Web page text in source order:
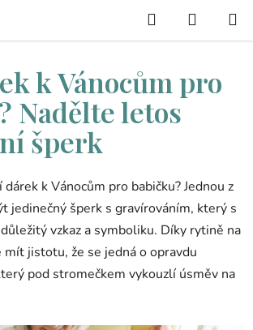
Hledat
k Vánocům pro
Nadělte letos
šperk
k Vánocům pro babičku? Jednou z
jedinečný šperk s gravírováním, který s
vzkaz a symboliku. Díky rytině na
jistotu, že se jedná o opravdu
pod stromečkem vykouzlí úsměv na